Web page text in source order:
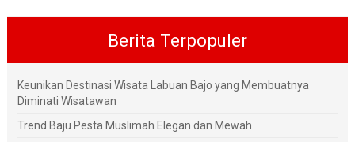
Berita Terpopuler
Keunikan Destinasi Wisata Labuan Bajo yang Membuatnya
Diminati Wisatawan
Trend Baju Pesta Muslimah Elegan dan Mewah